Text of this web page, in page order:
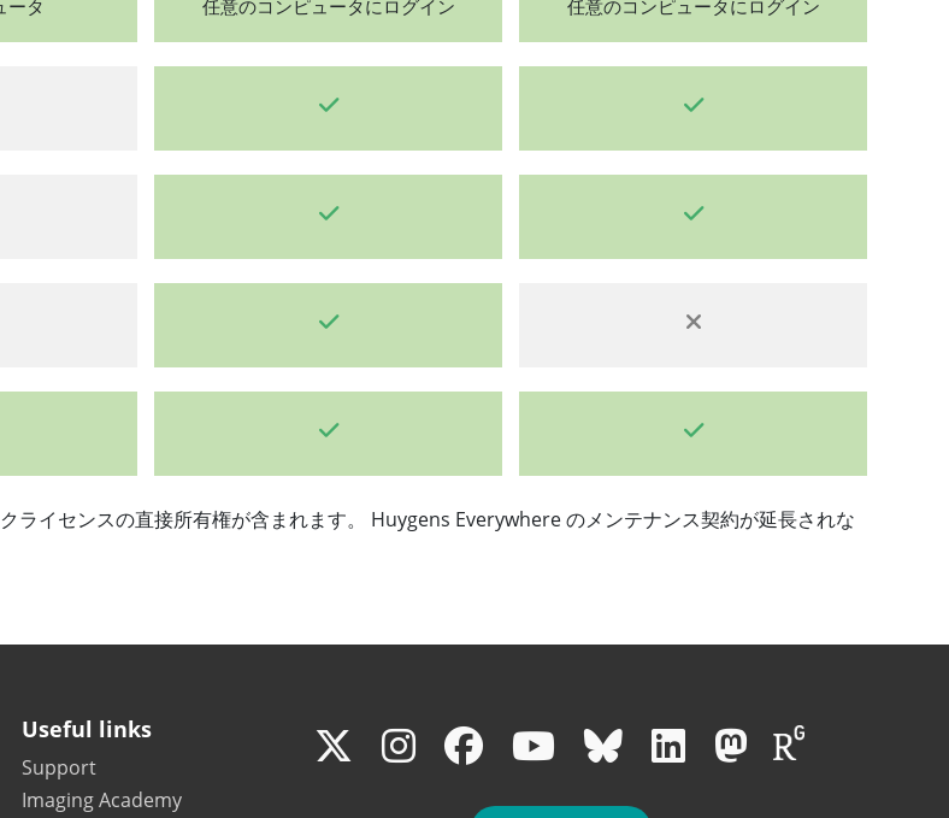
ータ
任意のコンピュータにログイン
任意のコンピュータにログイン
ライセンスの直接所有権が含まれます。 Huygens Everywhere のメンテナンス契約が延長されな
Useful links
Support
Imaging Academy